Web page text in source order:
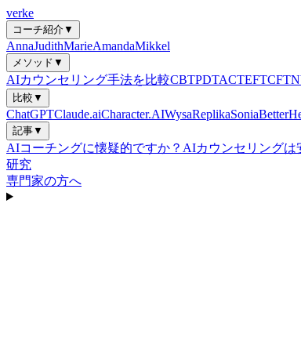
verke
コーチ紹介▼
AnnaJudithMarieAmandaMikkel
メソッド ▼
AIカウンセリング手法を比較CBTPDTACTEFTCFT
比較 ▼
ChatGPTClaude.aiCharacter.AIWysaReplikaSonia
記事▼
AIコーチングに懐疑的ですか？ AIカウンセリングは
研究
専門家の方へ